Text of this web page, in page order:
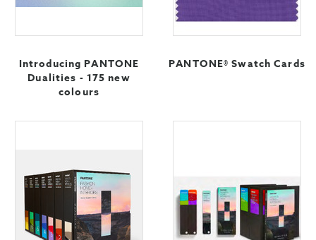
Introducing PANTONE
Dualities - 175 new
colours
PANTONE® Swatch Cards